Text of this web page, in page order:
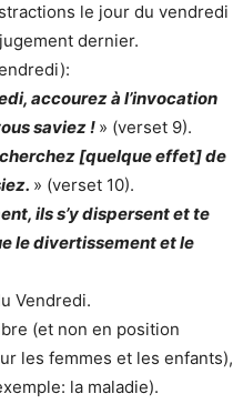
le jour du vendredi
dernier.
accourez à l’invocation
saviez ! » (verset 9).
[quelque effet] de
» (verset 10).
ils s’y dispersent et te
le divertissement et le
Vendredi.
(et non en position
les femmes et les enfants),
la maladie).